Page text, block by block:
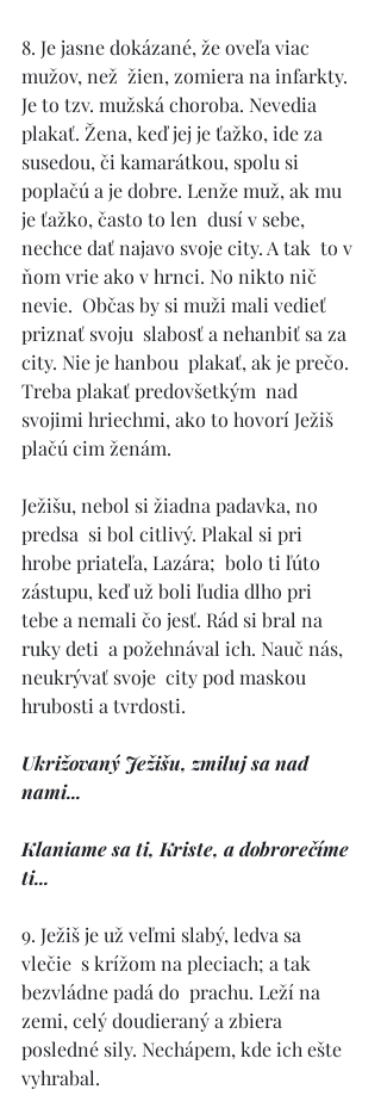
8. Je jasne dokázané, že oveľa viac
mužov, než  žien, zomiera na infarkty.
Je to tzv. mužská choroba. Nevedia
plakať. Žena, keď jej je ťažko, ide za
susedou, či kamarátkou, spolu si
poplačú a je dobre. Lenže muž, ak mu
je ťažko, často to len  dusí v sebe,
nechce dať najavo svoje city. A tak  to v
ňom vrie ako v hrnci. No nikto nič
nevie.  Občas by si muži mali vedieť
priznať svoju  slabosť a nehanbiť sa za
city. Nie je hanbou  plakať, ak je prečo.
Treba plakať predovšetkým  nad
svojimi hriechmi, ako to hovorí Ježiš
plačú cim ženám.
Ježišu, nebol si žiadna padavka, no
predsa  si bol citlivý. Plakal si pri
hrobe priateľa, Lazára;  bolo ti ľúto
zástupu, keď už boli ľudia dlho pri
tebe a nemali čo jesť. Rád si bral na
ruky deti  a požehnával ich. Nauč nás,
neukrývať svoje  city pod maskou
hrubosti a tvrdosti.
Ukrižovaný Ježišu, zmiluj sa nad
nami...
Klaniame sa ti, Kriste, a dobrorečíme
ti...
9. Ježiš je už veľmi slabý, ledva sa
vlečie  s krížom na pleciach; a tak
bezvládne padá do  prachu. Leží na
zemi, celý doudieraný a zbiera
posledné sily. Nechápem, kde ich ešte
vyhrabal.